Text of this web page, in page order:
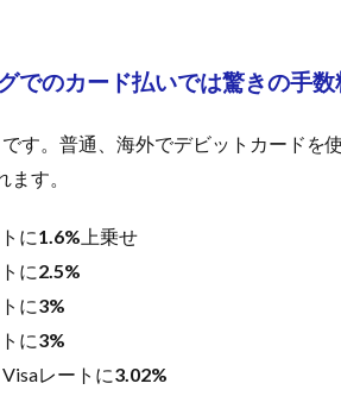
でのカード払いでは驚きの手数
す。普通、海外でデビットカードを
す。
に1.6% 上乗せ
に2.5%
に3%
に3%
レートに3.02%